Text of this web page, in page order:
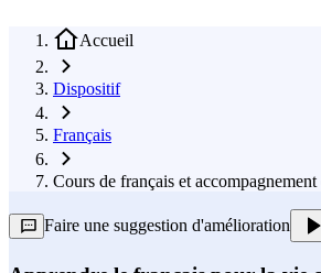
Accueil
Dispositif
Français
Cours de français et
Faire une suggestion d'amélioration